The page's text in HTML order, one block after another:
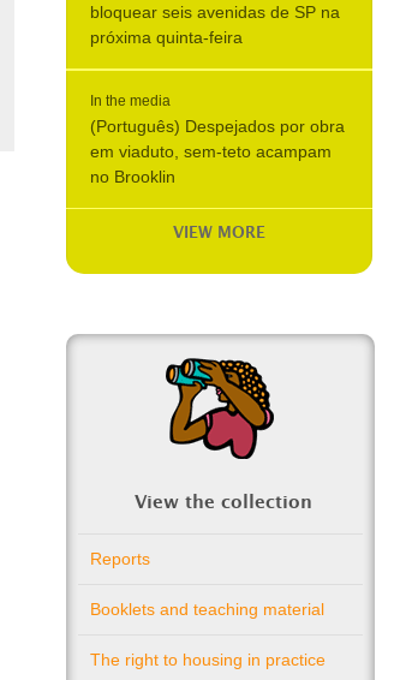
bloquear seis avenidas de SP na
próxima quinta-feira
In the media
(Português) Despejados por obra
em viaduto, sem-teto acampam
no Brooklin
VIEW MORE
View the collection
Reports
Booklets and teaching material
The right to housing in practice